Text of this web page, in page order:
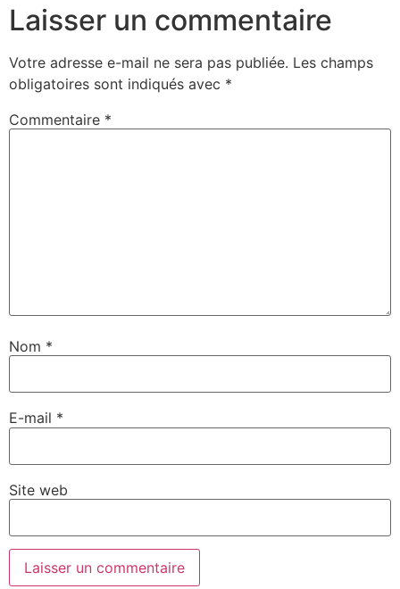
Laisser un commentaire
Votre adresse e-mail ne sera pas publiée. Les champs
obligatoires sont indiqués avec *
Commentaire *
Nom *
E-mail *
Site web